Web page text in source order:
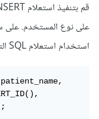
على نوع المستخدم. على
استخدام استعلام SQL التالي: